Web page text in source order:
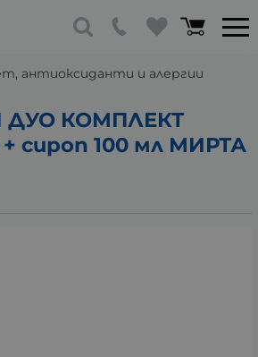
антиоксиданти и алергии
ДУО КОМПЛЕКТ
+ сироп 100 мл МИРТА